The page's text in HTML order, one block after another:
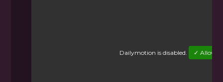
Dailymotion is disabled. ✓ Allow